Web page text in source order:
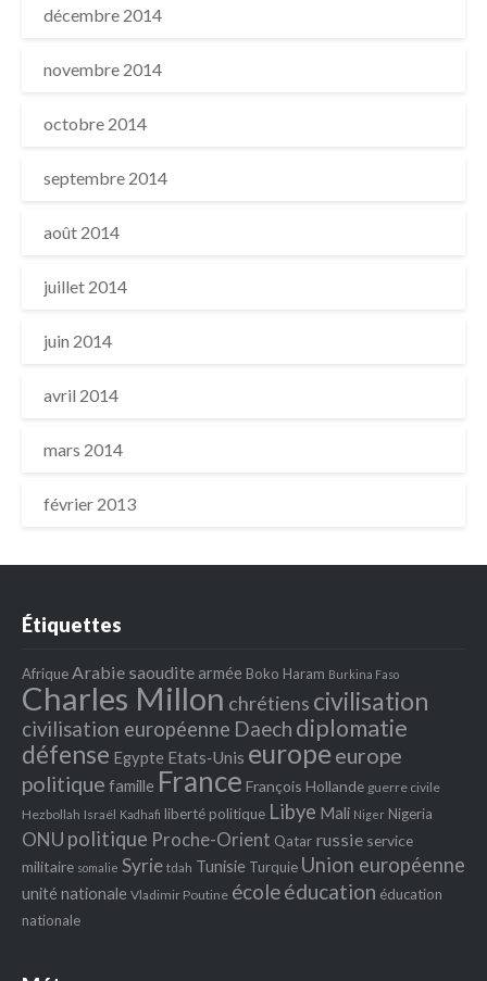
décembre 2014
novembre 2014
octobre 2014
septembre 2014
août 2014
juillet 2014
juin 2014
avril 2014
mars 2014
février 2013
Étiquettes
AfriqueArabie saoudite armée Boko Haram Burkina Faso
Charles Millon chrétiens civilisation
civilisation européenne Daech diplomatie
défense Egypte Etats‐Unis europeeurope
politique famille France François Hollande guerre civile
Hezbollah Israël Kadhafi liberté politique Libye Mali Niger Nigeria
ONU politique Proche-Orient Qatar russie service
militaire somalie Syrie tdah Tunisie Turquie Union européenne
unité nationale Vladimir Poutine écoleéducation éducation
nationale